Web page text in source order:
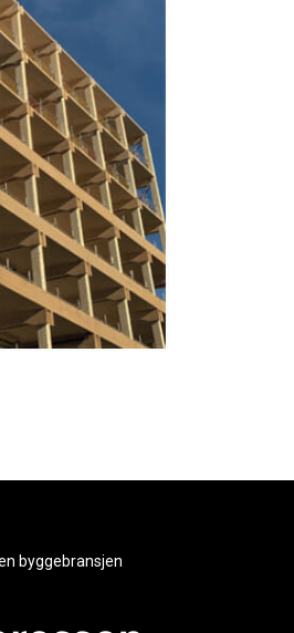
byggebransjen